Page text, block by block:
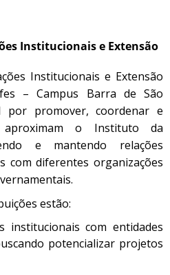
Institucionais e Extensão
Institucionais e Extensão
– Campus Barra de São
por promover, coordenar e
o Instituto da
e mantendo relações
com diferentes organizações
estão:
institucionais com entidades
potencializar projetos